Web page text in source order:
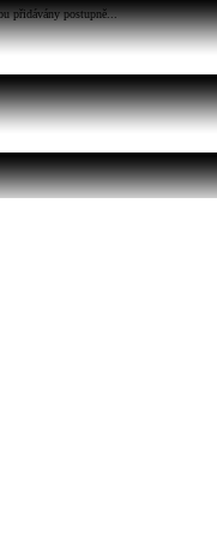
přidávány postupně...